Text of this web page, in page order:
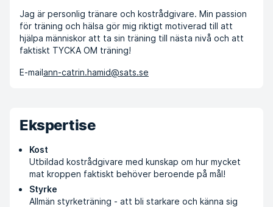
Jag är personlig tränare och kostrådgivare. Min passion
för träning och hälsa gör mig riktigt motiverad till att
hjälpa människor att ta sin träning till nästa nivå och att
faktiskt TYCKA OM träning!
E-mailann-catrin.hamid@sats.se
Ekspertise
Kost
Utbildad kostrådgivare med kunskap om hur mycket
mat kroppen faktiskt behöver beroende på mål!
Styrke
Allmän styrketräning - att bli starkare och känna sig